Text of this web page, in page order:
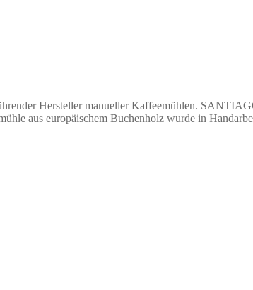
Hersteller manueller Kaffeemühlen.
aus europäischem Buchenholz wurde in